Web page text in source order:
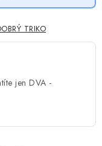
TRIKO
jen DVA -